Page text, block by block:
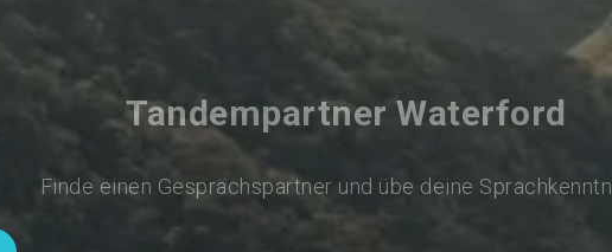
Tandempartner Waterford
Finde einen Gesprächspartner und übe deine